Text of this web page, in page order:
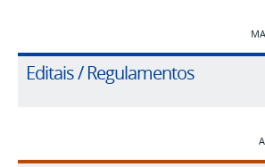
Editais / Regulamentos